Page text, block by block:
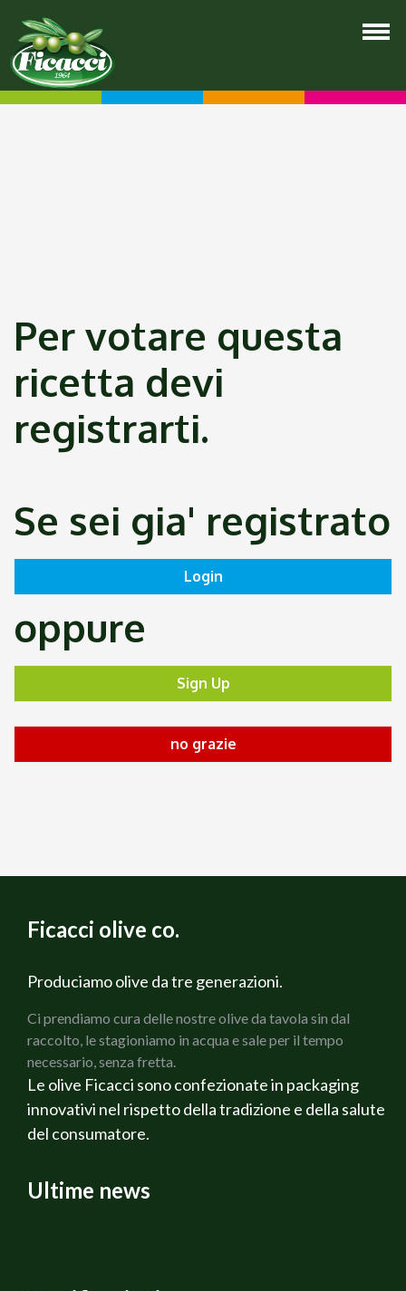
Per votare questa
ricetta devi
registrarti.
Se sei gia' registrato
oppure
Ficacci olive co.
Produciamo olive da tre generazioni.
Ci prendiamo cura delle nostre olive da tavola sin dal
raccolto, le stagioniamo in acqua e sale per il tempo
necessario, senza fretta.
Le olive Ficacci sono confezionate in packaging
innovativi nel rispetto della tradizione e della salute
del consumatore.
Ultime news